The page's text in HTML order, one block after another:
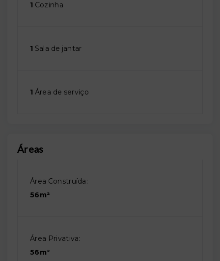
1 Cozinha
1 Sala de jantar
1 Área de serviço
Áreas
Área Construída:
56m²
Área Privativa:
56m²